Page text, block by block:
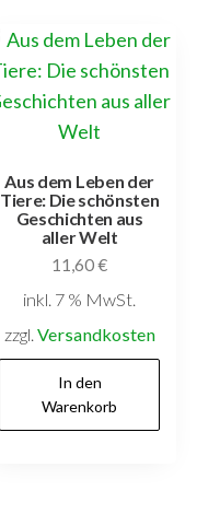
Aus dem Leben der
Tiere: Die schönsten
Geschichten aus
aller Welt
11,60€
inkl. 7 % MwSt.
zzgl. Versandkosten
In den
Warenkorb